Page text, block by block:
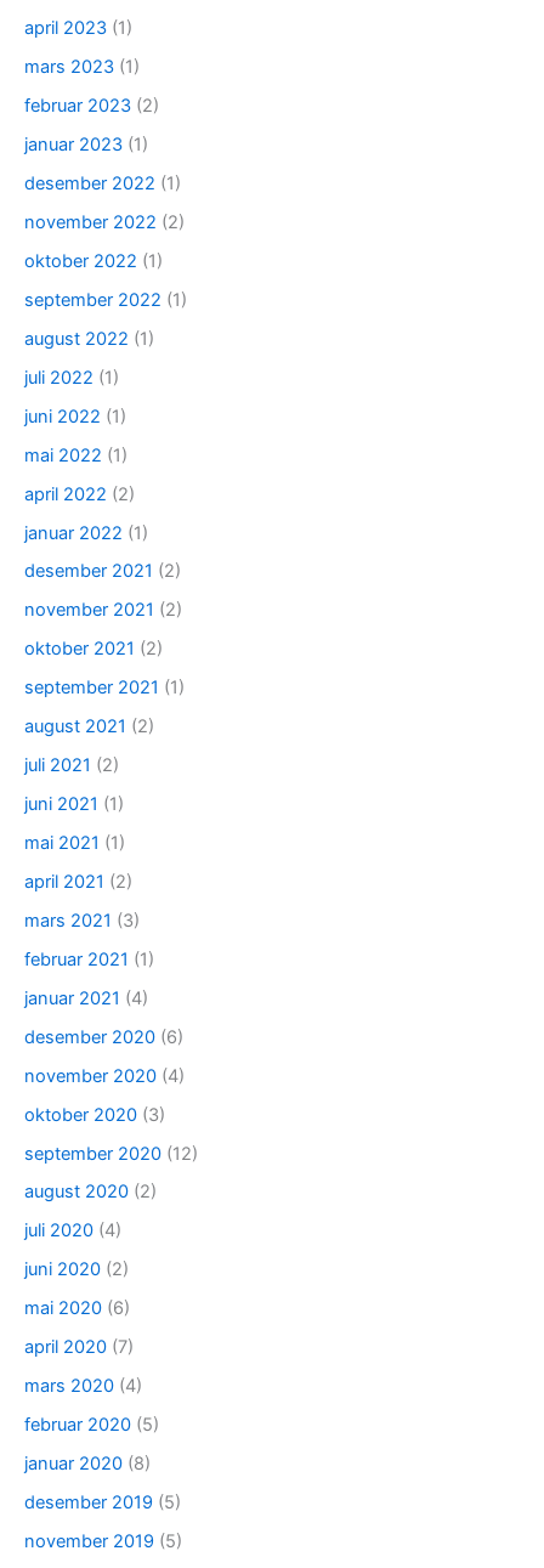
april 2023 (1)
mars 2023 (1)
februar 2023 (2)
januar 2023 (1)
desember 2022 (1)
november 2022 (2)
oktober 2022 (1)
september 2022 (1)
august 2022 (1)
juli 2022 (1)
juni 2022 (1)
mai 2022 (1)
april 2022 (2)
januar 2022 (1)
desember 2021 (2)
november 2021 (2)
oktober 2021 (2)
september 2021 (1)
august 2021 (2)
juli 2021 (2)
juni 2021 (1)
mai 2021 (1)
april 2021 (2)
mars 2021 (3)
februar 2021 (1)
januar 2021 (4)
desember 2020 (6)
november 2020 (4)
oktober 2020 (3)
september 2020 (12)
august 2020 (2)
juli 2020 (4)
juni 2020 (2)
mai 2020 (6)
april 2020 (7)
mars 2020 (4)
februar 2020 (5)
januar 2020 (8)
desember 2019 (5)
november 2019 (5)